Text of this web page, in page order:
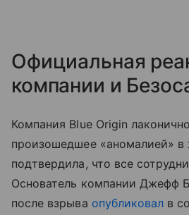
Официальная
компании и
Компания Blue Origin
произошедшее «аномалией» в
подтвердила, что все
Основатель компании Джефф
после взрыва опубликовал в